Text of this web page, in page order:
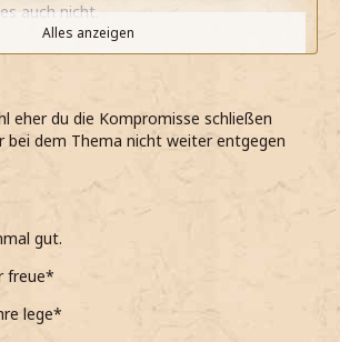
auch nicht.
Worte erinnern, dass man alles
man auchwill?
und meine Hand auf seinen
ungewöhnlich von mir klingt, aber ich
hattest mit des was du sagtest.
Alles anzeigen
eher du die Kompromisse schließen
bei dem Thema nicht weiter entgegen
gut.
freue*
lege*